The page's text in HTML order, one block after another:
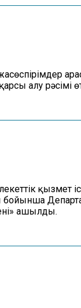
алу рәсімі
қызмет
бойынша
ашылды.